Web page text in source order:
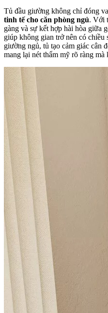
Tủ đầu giường không chỉ đóng
tinh tế cho căn phòng ngủ. Với
gàng và sự kết hợp hài hòa giữa
giúp không gian trở nên có chiều
giường ngủ, tủ tạo cảm giác cân
mang lại nét thẩm mỹ rõ ràng